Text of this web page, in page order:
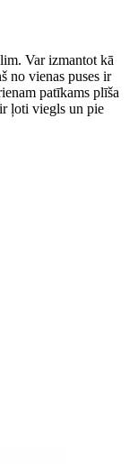
Var izmantot kā
no vienas puses ir
patīkams plīša
ļoti viegls un pie